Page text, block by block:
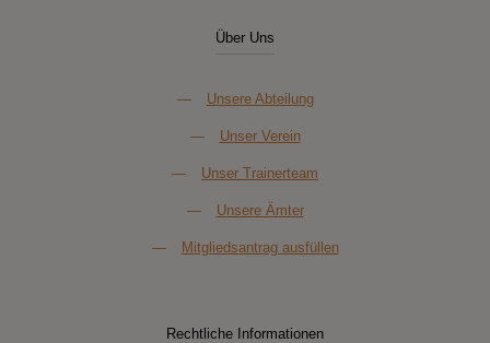
Über Uns
— Unsere Abteilung
— Unser Verein
— Unser Trainerteam
— Unsere Ämter
— Mitgliedsantrag ausfüllen
Rechtliche Informationen